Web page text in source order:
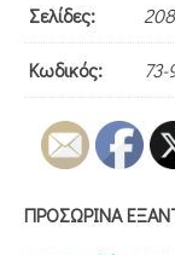
Σελίδες: 208
Κωδικός:
ΠΡΟΣΩΡΙΝΑ